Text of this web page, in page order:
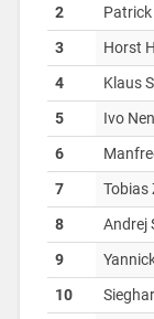
2
Patrick
3
Horst
4
Klaus
5
Ivo
6
7
Tobias
8
Andrej
9
10